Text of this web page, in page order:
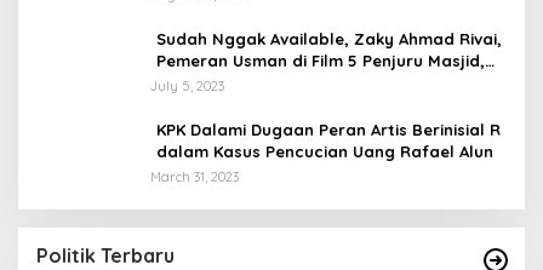
Sudah Nggak Available, Zaky Ahmad Rivai,
Pemeran Usman di Film 5 Penjuru Masjid,
Sosok Ayah dengan Anak Kembar
July 5, 2023
KPK Dalami Dugaan Peran Artis Berinisial R
dalam Kasus Pencucian Uang Rafael Alun
March 31, 2023
Politik Terbaru
Partai Gerindra
In Politik April 25, 2023